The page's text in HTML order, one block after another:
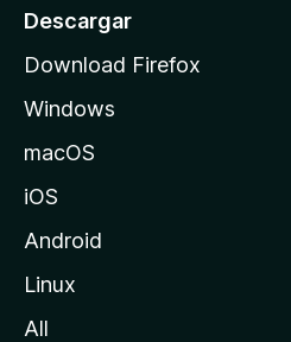
o
e
M
i
l
Descargar
Download Firefox
Windows
macOS
iOS
Android
Linux
All